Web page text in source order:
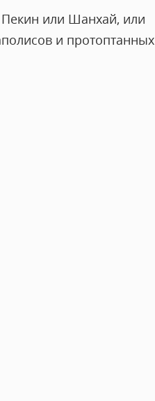
Пекин или Шанхай, или
и протоптанных